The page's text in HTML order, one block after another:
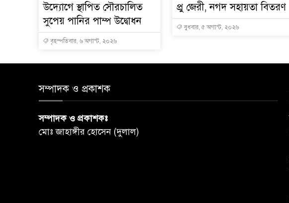
উদ্যোগে স্থাপিত সৌরচালিত
সুপেয় পানির পাম্প উদ্বোধন
বৃহস্পতিবার, ৬ অগাস্ট, ২০২৬
প্রু জেরী, নগদ সহায়তা বিতরণ
বুধবার, ৫ অগাস্ট, ২০২৬
সম্পাদক ও প্রকাশক
সম্পাদক ও প্রকাশকঃ
মোঃ জাহাঙ্গীর হোসেন (দুলাল)